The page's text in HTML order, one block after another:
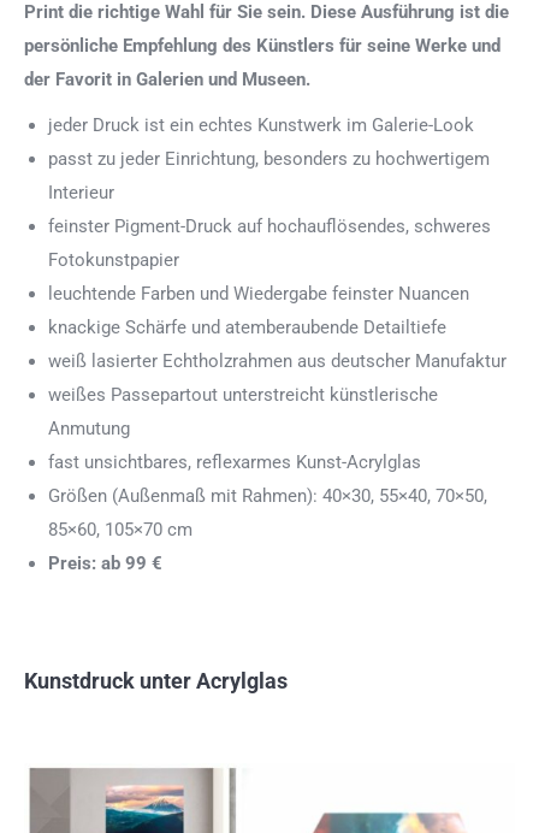
Print die richtige Wahl für Sie sein. Diese Ausführung ist die
persönliche Empfehlung des Künstlers für seine Werke und
der Favorit in Galerien und Museen.
jeder Druck ist ein echtes Kunstwerk im Galerie-Look
passt zu jeder Einrichtung, besonders zu hochwertigem
Interieur
feinster Pigment-Druck auf hochauflösendes, schweres
Fotokunstpapier
leuchtende Farben und Wiedergabe feinster Nuancen
knackige Schärfe und atemberaubende Detailtiefe
weiß lasierter Echtholzrahmen aus deutscher Manufaktur
weißes Passepartout unterstreicht künstlerische
Anmutung
fast unsichtbares, reflexarmes Kunst-Acrylglas
Größen (Außenmaß mit Rahmen): 40×30, 55×40, 70×50,
85×60, 105×70 cm
Preis: ab 99 €
Kunstdruck unter Acrylglas